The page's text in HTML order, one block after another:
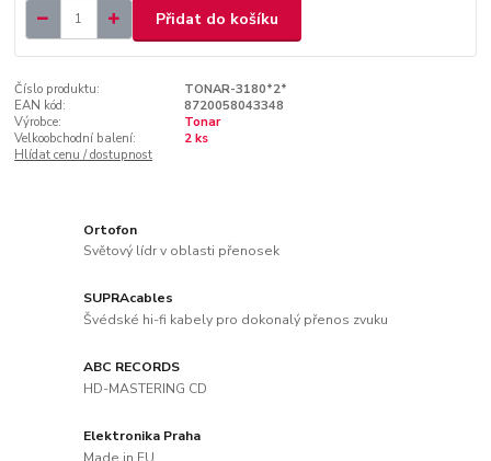
Přidat do košíku
Číslo produktu:
TONAR-3180*2*
EAN kód:
8720058043348
Výrobce:
Tonar
Velkoobchodní balení:
2 ks
Hlídat cenu / dostupnost
Ortofon
Světový lídr v oblasti přenosek
SUPRAcables
Švédské hi-fi kabely pro dokonalý přenos zvuku
ABC RECORDS
HD-MASTERING CD
Elektronika Praha